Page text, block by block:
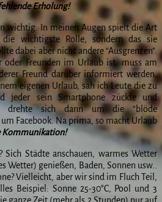
Erholung!
wichtig. In meinen Augen spielt die Art
wichtigste Rolle, sondern das sie
dabei aber nicht andere “Ausgrenzen”.
Freunden im Urlaub ist, muss am
Freund darüber informiert werden,
eigenen Urlaub, sah ich Leute die zu
jeder sein Smartphone zückte und
drehte sich dann um die “blöde
Facebook. Na prima, so macht Urlaub
Kommunikation!
Städte anschauen, warmes Wetter
Wetter) genießen, Baden, Sonnen usw..
Vielleicht, aber wir sind im Fluch Teil,
Beispiel: Sonne 25-30°C, Pool und 3
ganze Zeit (mehr als 2 Stunden) nur auf